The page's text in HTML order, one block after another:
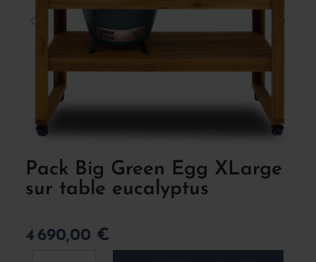
Pack Big Green Egg XLarge
sur table eucalyptus
4 690,00 €